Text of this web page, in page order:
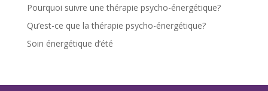
Pourquoi suivre une thérapie psycho-énergétique?
Qu’est-ce que la thérapie psycho-énergétique?
Soin énergétique d’été